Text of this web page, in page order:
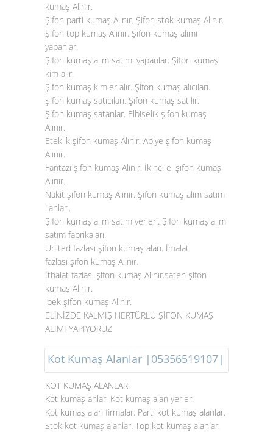
kumaş Alınır.
Şifon parti kumaş Alınır. Şifon stok kumaş Alınır.
Şifon top kumaş Alınır. Şifon kumaş alımı
yapanlar.
Şifon kumaş alım satımı yapanlar. Şifon kumaş
kim alır.
Şifon kumaş kimler alır. Şifon kumaş alıcıları.
Şifon kumaş satıcıları. Şifon kumaş satılır.
Şifon kumaş satanlar. Elbiselik şifon kumaş
Alınır.
Eteklik şifon kumaş Alınır. Abiye şifon kumaş
Alınır.
Fantazi şifon kumaş Alınır. İkinci el şifon kumaş
Alınır.
Nakit şifon kumaş Alınır. Şifon kumaş alım satım
ilanları.
Şifon kumaş alım satım yerleri. Şifon kumaş alım
satım fabrikaları.
United fazlası şifon kumaş alan. İmalat
fazlası şifon kumaş Alınır.
İthalat fazlası şifon kumaş Alınır.saten şifon
kumaş Alınır.
ipek şifon kumaş Alınır.
ELİNİZDE KALMIŞ HERTÜRLÜ ŞİFON KUMAŞ
ALIMI YAPIYORÜZ
Kot Kumaş Alanlar |05356519107|
KOT KUMAŞ ALANLAR.
Kot kumaş anlar. Kot kumaş alan yerler.
Kot kumaş alan firmalar. Parti kot kumaş alanlar.
Stok kot kumaş alanlar. Top kot kumaş alanlar.